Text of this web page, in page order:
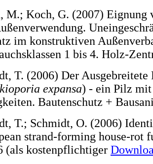
M.; Koch, G. (2007) Eignung
im konstruktiven
1 bis 4. Holz-
T. (2006) Der Ausgebreitete
expansa) - ein Pilz mit
Bautenschutz +
T.; Schmidt, O. (2006)
strand-forming house-rot
(als kostenpflichtiger